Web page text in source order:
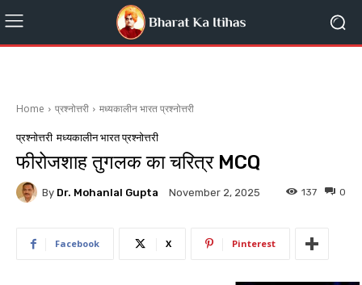
Home प्रश्नोत्तरी मध्यकालीन भारत प्रश्नोत्तरी
प्रश्नोत्तरी मध्यकालीन भारत प्रश्नोत्तरी
फीरोजशाह तुगलक का चरित्र MCQ
By Dr. Mohanlal Gupta November 2, 2025 0
137
Facebook X Pinterest